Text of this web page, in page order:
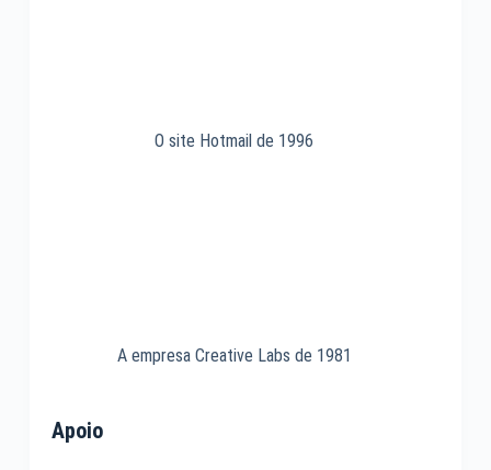
O site Hotmail de 1996
A empresa Creative Labs de 1981
Apoio